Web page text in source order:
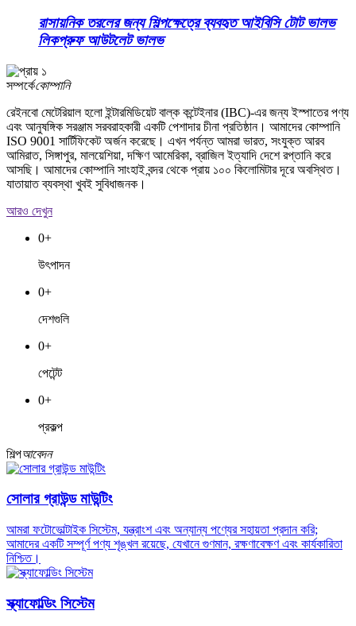
রাসায়নিক তরলের জন্য শিল্পক্ষেত্রে ব্যবহৃত আইবিসি টোট ভালভ
লিকপ্রুফ আউটলেট ভালভ
সম্পর্কেকোম্পানি
রেইনবো মেটেরিয়াল হলো ইন্টারমিডিয়েট বাল্ক কন্টেইনার (IBC)-এর জন্য ইস্পাতের পণ্য
এবং আনুষঙ্গিক সরঞ্জাম সরবরাহকারী একটি পেশাদার চীনা প্রতিষ্ঠান। আমাদের কোম্পানি
ISO 9001 সার্টিফিকেট অর্জন করেছে। এখন পর্যন্ত আমরা ভারত, সংযুক্ত আরব
আমিরাত, সিঙ্গাপুর, মালয়েশিয়া, দক্ষিণ আমেরিকা, ব্রাজিল ইত্যাদি দেশে রপ্তানি করে
আসছি। আমাদের কোম্পানি সাংহাই বন্দর থেকে প্রায় ১০০ কিলোমিটার দূরে অবস্থিত।
যাতায়াত ব্যবস্থা খুবই সুবিধাজনক।
আরও দেখুন
0+
উৎপাদন
0+
দেশগুলি
0+
পেটেন্ট
0+
প্রকল্প
শিল্পআবেদন
সোলার গ্রাউন্ড মাউন্টিং
আমরা ফটোভোল্টাইক সিস্টেম, যন্ত্রাংশ এবং অন্যান্য পণ্যের সহায়তা প্রদান করি;
আমাদের একটি সম্পূর্ণ পণ্য শৃঙ্খল রয়েছে, যেখানে গুণমান, রক্ষণাবেক্ষণ এবং কার্যকারিতা
নিশ্চিত।
স্ক্যাফোল্ডিং সিস্টেম